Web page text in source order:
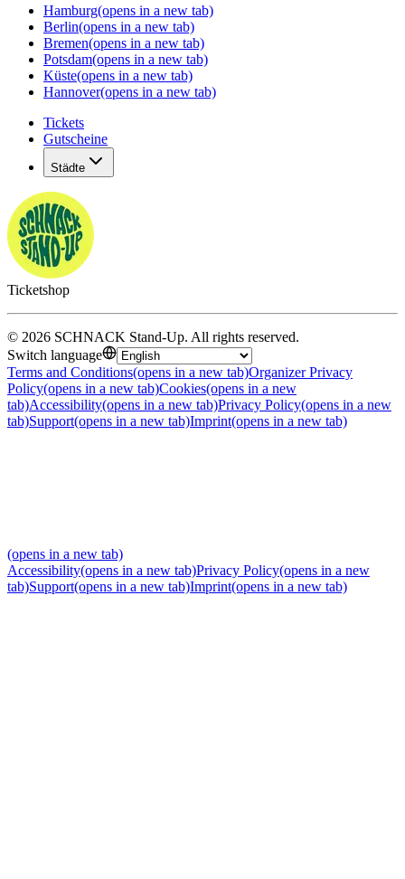
Hamburg(opens in a new tab)
Berlin(opens in a new tab)
Bremen(opens in a new tab)
Potsdam(opens in a new tab)
Küste(opens in a new tab)
Hannover(opens in a new tab)
Tickets
Gutscheine
Städte
Ticketshop
© 2026 SCHNACK Stand-Up. All rights reserved.
Switch language
Terms and Conditions(opens in a new tab)Organizer Privacy
Policy(opens in a new tab)Cookies(opens in a new
tab)Accessibility(opens in a new tab)Privacy Policy(opens in a new
tab)Support(opens in a new tab)Imprint(opens in a new tab)
(opens in a new tab)
Accessibility(opens in a new tab)Privacy Policy(opens in a new
tab)Support(opens in a new tab)Imprint(opens in a new tab)